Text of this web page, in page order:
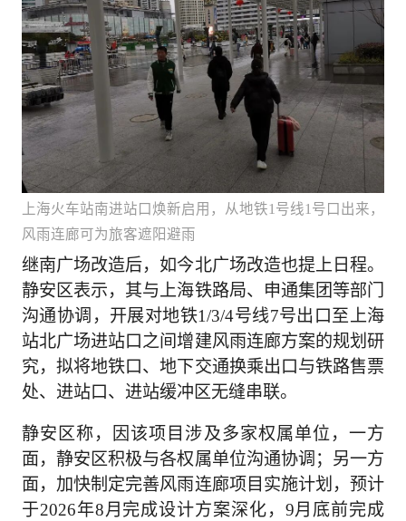
上海火车站南进站口焕新启用，从地铁1号线1号口出来，
风雨连廊可为旅客遮阳避雨
继南广场改造后，如今北广场改造也提上日程。
静安区表示，其与上海铁路局、申通集团等部门
沟通协调，开展对地铁1/3/4号线7号出口至上海
站北广场进站口之间增建风雨连廊方案的规划研
究，拟将地铁口、地下交通换乘出口与铁路售票
处、进站口、进站缓冲区无缝串联。
静安区称，因该项目涉及多家权属单位，一方
面，静安区积极与各权属单位沟通协调；另一方
面，加快制定完善风雨连廊项目实施计划，预计
于2026年8月完成设计方案深化，9月底前完成